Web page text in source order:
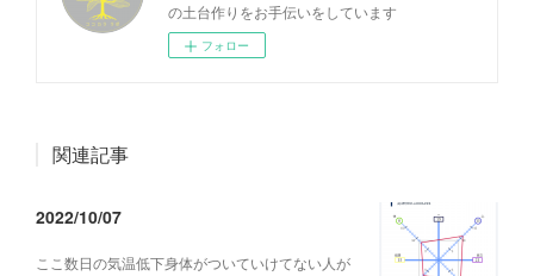
の土台作りをお手伝いをしています
フォロー
関連記事
2022/10/07
ここ数日の気温低下身体がついていけてない人が